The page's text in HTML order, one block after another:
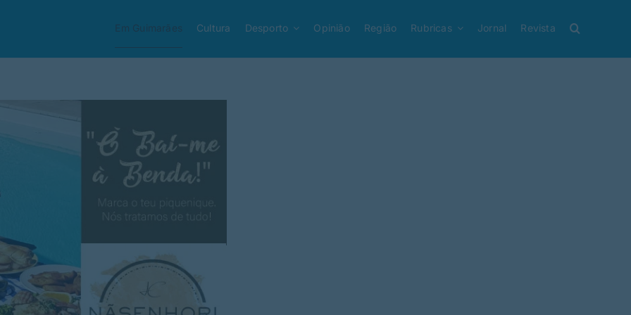
Em Guimarães Cultura Desporto Opinião Região Rubricas Jornal Revista